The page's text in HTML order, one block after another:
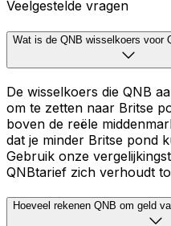
Veelgestelde vragen
Wat is de QNB wisselkoers voor
De wisselkoers die QNB
om te zetten naar Britse
boven de reële
dat je minder Britse pond
Gebruik onze
QNBtarief zich verhoudt
Hoeveel rekenen QNB om geld